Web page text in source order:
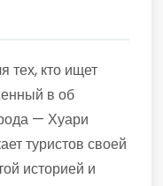
тех, кто ищет
в об
— Хуари
туристов своей
историей и